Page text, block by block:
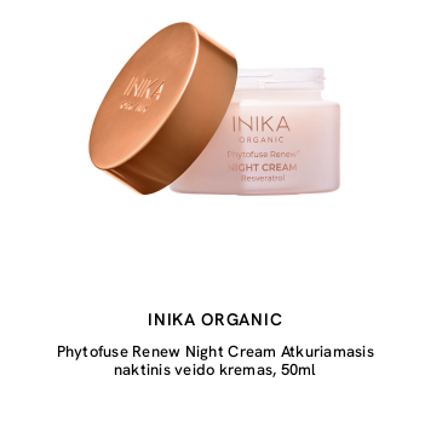
INIKA ORGANIC
Phytofuse Renew Night Cream Atkuriamasis
naktinis veido kremas, 50ml